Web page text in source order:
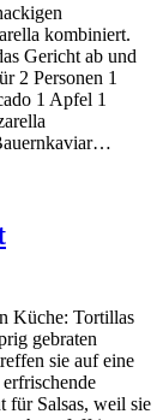
kombiniert.
Gericht ab und
2 Personen 1
1 Apfel 1
Küche: Tortillas
gebraten
sie auf eine
für Salsas, weil sie